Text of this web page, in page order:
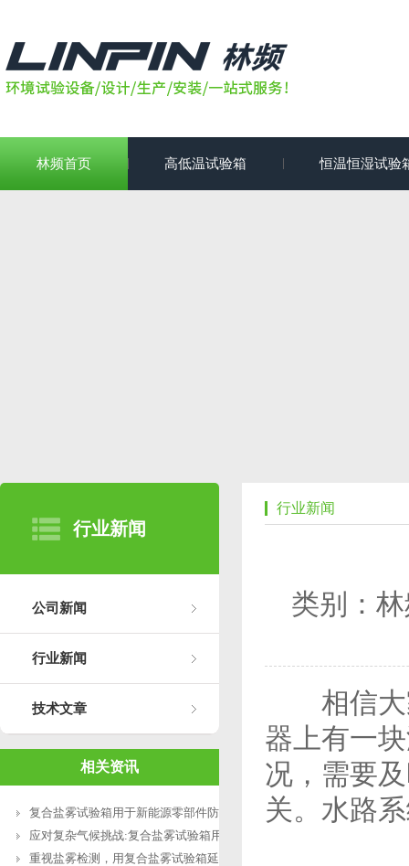
林频首页 高低温试验箱 恒温恒湿试验
行业新闻
公司新闻
行业新闻
技术文章
相关资讯
复合盐雾试验箱用于新能源零部件防腐测
应对复杂气候挑战:复合盐雾试验箱用于涂
重视盐雾检测，用复合盐雾试验箱延长产
行业新闻
类别：
相信大家
器上有一
况，需要
关。水路